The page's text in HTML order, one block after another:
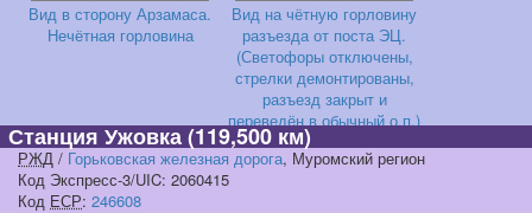
Вид в сторону Арзамаса.
Нечётная горловина
Вид на чётную горловину
разъезда от поста ЭЦ.
(Светофоры отключены,
стрелки демонтированы,
разъезд закрыт и
переведён в обычный о.п.)
Станция Ужовка(119,500 км)
РЖД / Горьковская железная дорога, Муромский регион
Код Экспресс-3/UIC: 2060415
Код ЕСР: 246608